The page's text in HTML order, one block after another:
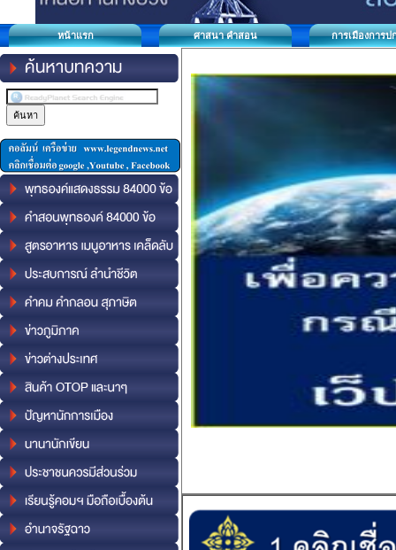
หน้าแรก ศาสนา คำสอน การเมืองการป